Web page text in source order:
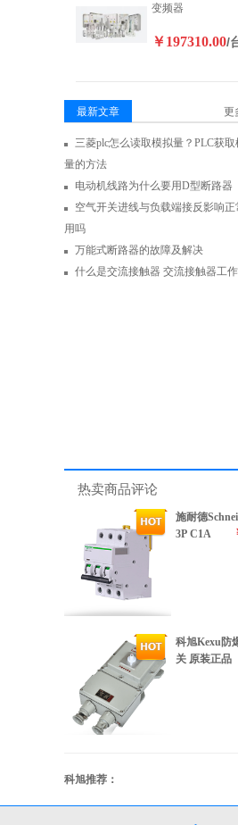
变频器
￥197310.00/
最新文章 更
三菱plc怎么读取模拟量？PLC获取
量的方法
电动机线路为什么要用D型断路器
空气开关进线与负载端接反影响正
用吗
万能式断路器的故障及解决
什么是交流接触器 交流接触器工
热卖商品评论
施耐德
3P C1A
科旭Kexu防
关 原装正品
科旭推荐：